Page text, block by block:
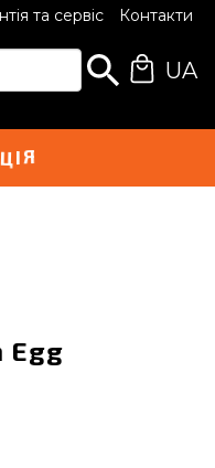
та сервіс Контакти
UA
ЦІЯ
Egg